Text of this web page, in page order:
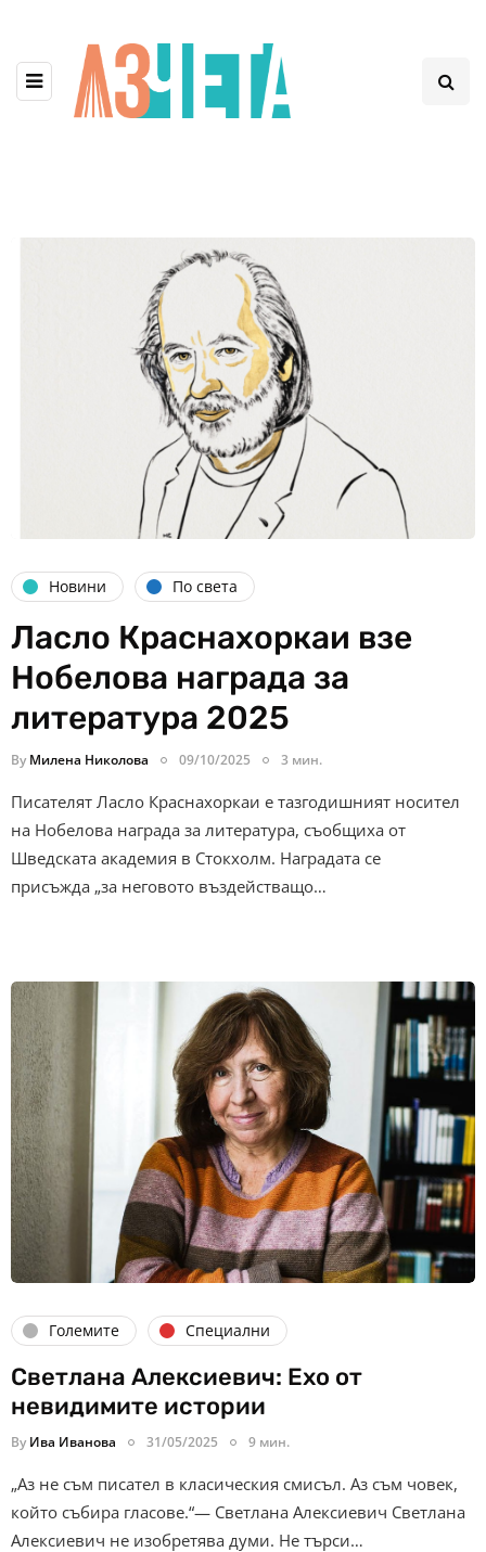
Новини По света
Ласло Краснахоркаи взе
Нобелова награда за
литература 2025
By Милена Николова 09/10/2025 3 мин.
Писателят Ласло Краснахоркаи е тазгодишният носител
на Нобелова награда за литература, съобщиха от
Шведската академия в Стокхолм. Наградата се
присъжда „за неговото въздействащо…
Големите Специални
Светлана Алексиевич: Ехо от
невидимите истории
By Ива Иванова 31/05/2025 9 мин.
„Аз не съм писател в класическия смисъл. Аз съм човек,
който събира гласове.“— Светлана Алексиевич Светлана
Алексиевич не изобретява думи. Не търси…